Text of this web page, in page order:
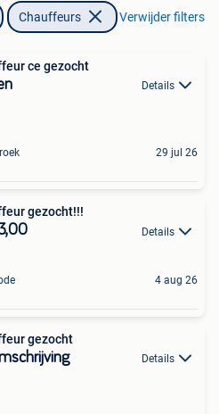
Chauffeurs Verwijder filters
ce gezocht
Details
29 jul 26
gezocht!!!
Details
4 aug 26
gezocht
Details